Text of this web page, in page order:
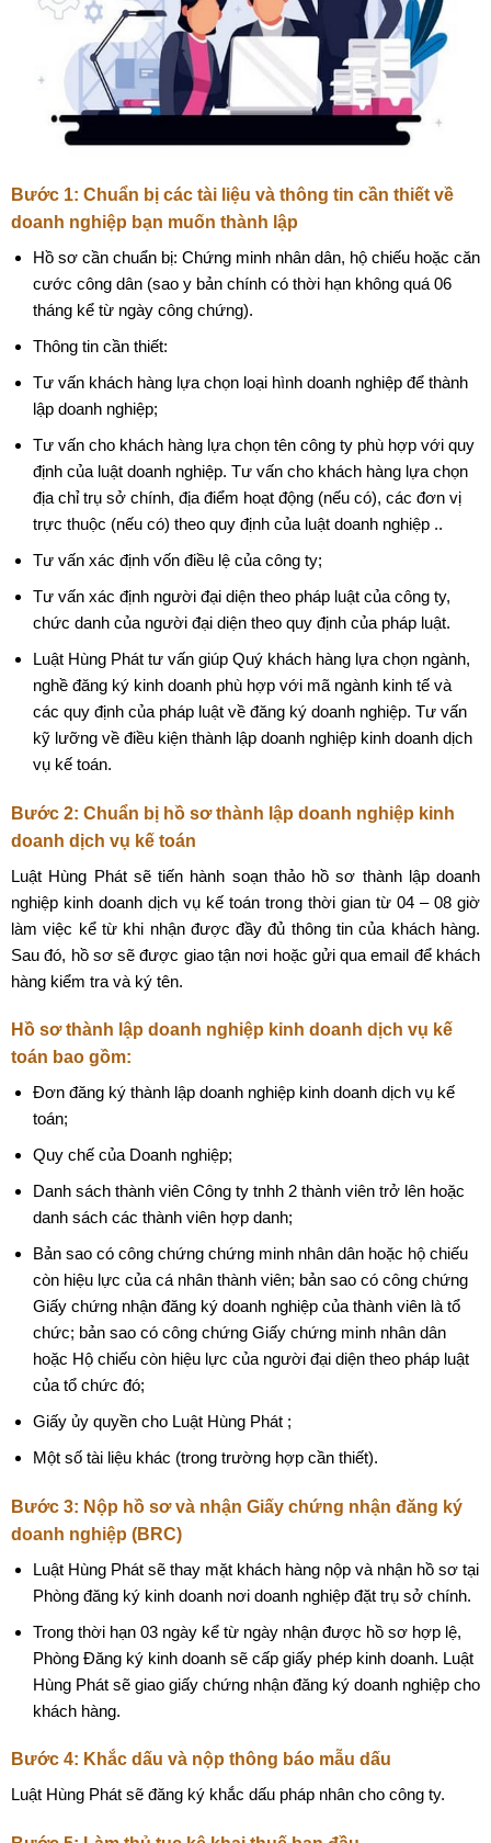
Bước 1: Chuẩn bị các tài liệu và thông tin cần thiết về
doanh nghiệp bạn muốn thành lập
Hồ sơ cần chuẩn bị: Chứng minh nhân dân, hộ chiếu hoặc căn
cước công dân (sao y bản chính có thời hạn không quá 06
tháng kể từ ngày công chứng).
Thông tin cần thiết:
Tư vấn khách hàng lựa chọn loại hình doanh nghiệp để thành
lập doanh nghiệp;
Tư vấn cho khách hàng lựa chọn tên công ty phù hợp với quy
định của luật doanh nghiệp. Tư vấn cho khách hàng lựa chọn
địa chỉ trụ sở chính, địa điểm hoạt động (nếu có), các đơn vị
trực thuộc (nếu có) theo quy định của luật doanh nghiệp ..
Tư vấn xác định vốn điều lệ của công ty;
Tư vấn xác định người đại diện theo pháp luật của công ty,
chức danh của người đại diện theo quy định của pháp luật.
Luật Hùng Phát tư vấn giúp Quý khách hàng lựa chọn ngành,
nghề đăng ký kinh doanh phù hợp với mã ngành kinh tế và
các quy định của pháp luật về đăng ký doanh nghiệp. Tư vấn
kỹ lưỡng về điều kiện thành lập doanh nghiệp kinh doanh dịch
vụ kế toán.
Bước 2: Chuẩn bị hồ sơ thành lập doanh nghiệp kinh
doanh dịch vụ kế toán
Luật Hùng Phát sẽ tiến hành soạn thảo hồ sơ thành lập doanh
nghiệp kinh doanh dịch vụ kế toán trong thời gian từ 04 – 08 giờ
làm việc kể từ khi nhận được đầy đủ thông tin của khách hàng.
Sau đó, hồ sơ sẽ được giao tận nơi hoặc gửi qua email để khách
hàng kiểm tra và ký tên.
Hồ sơ thành lập doanh nghiệp kinh doanh dịch vụ kế
toán bao gồm:
Đơn đăng ký thành lập doanh nghiệp kinh doanh dịch vụ kế
toán;
Quy chế của Doanh nghiệp;
Danh sách thành viên Công ty tnhh 2 thành viên trở lên hoặc
danh sách các thành viên hợp danh;
Bản sao có công chứng chứng minh nhân dân hoặc hộ chiếu
còn hiệu lực của cá nhân thành viên; bản sao có công chứng
Giấy chứng nhận đăng ký doanh nghiệp của thành viên là tổ
chức; bản sao có công chứng Giấy chứng minh nhân dân
hoặc Hộ chiếu còn hiệu lực của người đại diện theo pháp luật
của tổ chức đó;
Giấy ủy quyền cho Luật Hùng Phát ;
Một số tài liệu khác (trong trường hợp cần thiết).
Bước 3: Nộp hồ sơ và nhận Giấy chứng nhận đăng ký
doanh nghiệp (BRC)
Luật Hùng Phát sẽ thay mặt khách hàng nộp và nhận hồ sơ tại
Phòng đăng ký kinh doanh nơi doanh nghiệp đặt trụ sở chính.
Trong thời hạn 03 ngày kể từ ngày nhận được hồ sơ hợp lệ,
Phòng Đăng ký kinh doanh sẽ cấp giấy phép kinh doanh. Luật
Hùng Phát sẽ giao giấy chứng nhận đăng ký doanh nghiệp cho
khách hàng.
Bước 4: Khắc dấu và nộp thông báo mẫu dấu
Luật Hùng Phát sẽ đăng ký khắc dấu pháp nhân cho công ty.